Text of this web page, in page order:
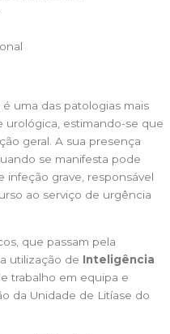
é uma das patologias mais
estimando-se que
geral. A sua presença
se manifesta pode
infeção grave, responsável
ao serviço de urgência
que passam pela
utilização de Inteligência
trabalho em equipa e
da Unidade de Litíase do